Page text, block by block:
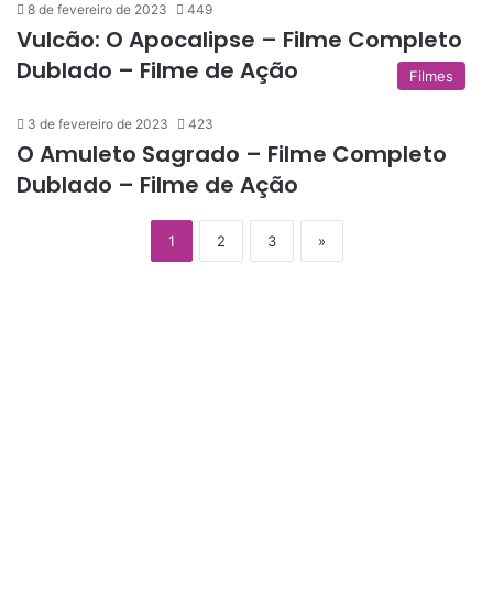
8 de fevereiro de 2023 449
Vulcão: O Apocalipse – Filme Completo
Dublado – Filme de Ação
Filmes
3 de fevereiro de 2023 423
O Amuleto Sagrado – Filme Completo
Dublado – Filme de Ação
1 2 3 »